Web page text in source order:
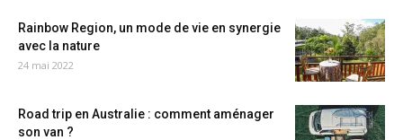
Rainbow Region, un mode de vie en synergie
avec la nature
24 mai 2022
Road trip en Australie : comment aménager
son van ?